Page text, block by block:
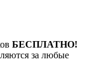
БЕСПЛАТНО!
за любые